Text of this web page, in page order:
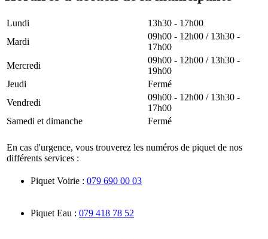
Lundi
13h30 - 17h00
Mardi
09h00 - 12h00 / 13h30 -
17h00
Mercredi
09h00 - 12h00 / 13h30 -
19h00
Jeudi
Fermé
Vendredi
09h00 - 12h00 / 13h30 -
17h00
Samedi et dimanche
Fermé
En cas d'urgence, vous trouverez les numéros de piquet de nos
différents services :
Piquet Voirie : 079 690 00 03
Piquet Eau : 079 418 78 52